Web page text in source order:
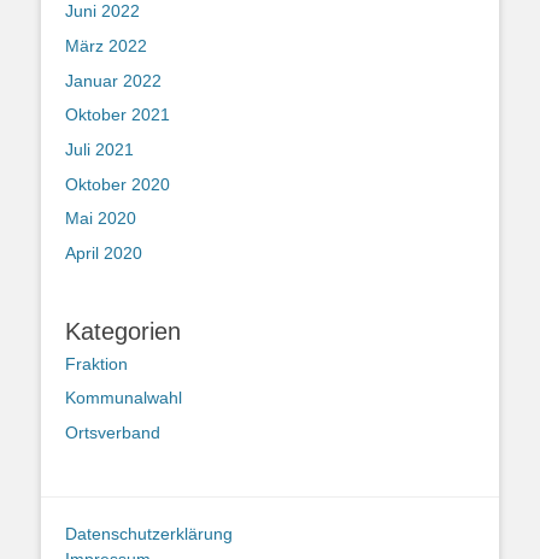
Juni 2022
März 2022
Januar 2022
Oktober 2021
Juli 2021
Oktober 2020
Mai 2020
April 2020
Kategorien
Fraktion
Kommunalwahl
Ortsverband
Datenschutzerklärung